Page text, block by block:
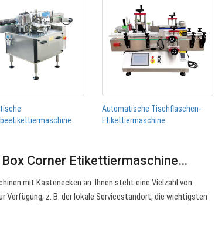
Automatische Tischflaschen-
Etikettiermaschine
Corner Etikettiermaschine…
mit Kastenecken an. Ihnen steht eine Vielzahl von
z. B. der lokale Servicestandort, die wichtigsten